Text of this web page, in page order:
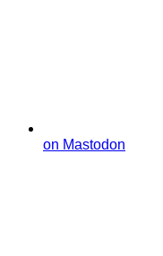
on Mastodon